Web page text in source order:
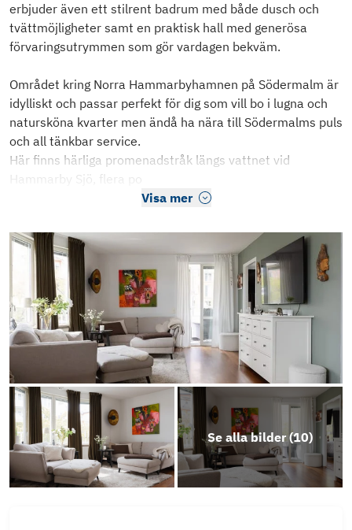
erbjuder även ett stilrent badrum med både dusch och
tvättmöjligheter samt en praktisk hall med generösa
förvaringsutrymmen som gör vardagen bekväm.
Området kring Norra Hammarbyhamnen på Södermalm är
idylliskt och passar perfekt för dig som vill bo i lugna och
natursköna kvarter men ändå ha nära till Södermalms puls
och all tänkbar service.
Här finns härliga promenadstråk längs vattnet vid
Hammarby Sjö, flera po
Visa mer
Se alla bilder (10)